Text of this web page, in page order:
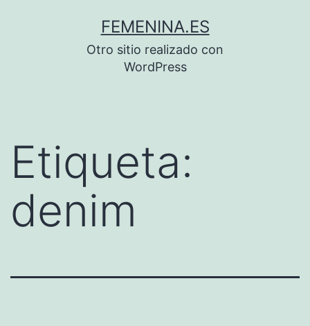
FEMENINA.ES
Otro sitio realizado con
WordPress
Etiqueta:
denim